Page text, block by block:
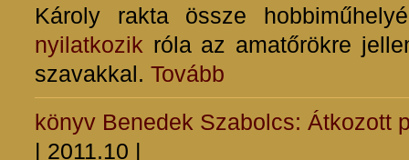
Károly rakta össze
nyilatkozik róla az amatőrökre
szavakkal. Tovább
könyv Benedek Szabolcs: Átkozott
| 2011.10 |